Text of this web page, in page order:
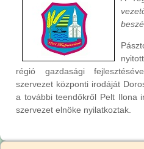
régió gazdasági
szervezet központi irodáját
a további teendőkről Pelt Ilona
szervezet elnöke nyilatkoztak.